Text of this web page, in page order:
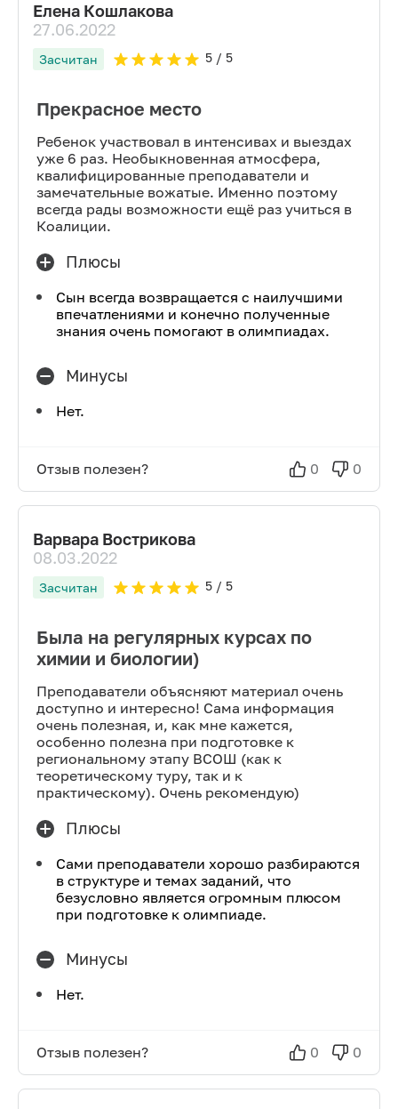
Елена Кошлакова
27.06.2022
Засчитан 5/ 5
Прекрасное место
Ребенок участвовал в интенсивах и выездах
уже 6 раз. Необыкновенная атмосфера,
квалифицированные преподаватели и
замечательные вожатые. Именно поэтому
всегда рады возможности ещё раз учиться в
Коалиции.
Плюсы
Сын всегда возвращается с наилучшими
впечатлениями и конечно полученные
знания очень помогают в олимпиадах.
Минусы
Нет.
Отзыв полезен? 0 0
Варвара Вострикова
08.03.2022
Засчитан 5/ 5
Была на регулярных курсах по
химии и биологии)
Преподаватели объясняют материал очень
доступно и интересно! Сама информация
очень полезная, и, как мне кажется,
особенно полезна при подготовке к
региональному этапу ВСОШ (как к
теоретическому туру, так и к
практическому). Очень рекомендую)
Плюсы
Сами преподаватели хорошо разбираются
в структуре и темах заданий, что
безусловно является огромным плюсом
при подготовке к олимпиаде.
Минусы
Нет.
Отзыв полезен? 0 0